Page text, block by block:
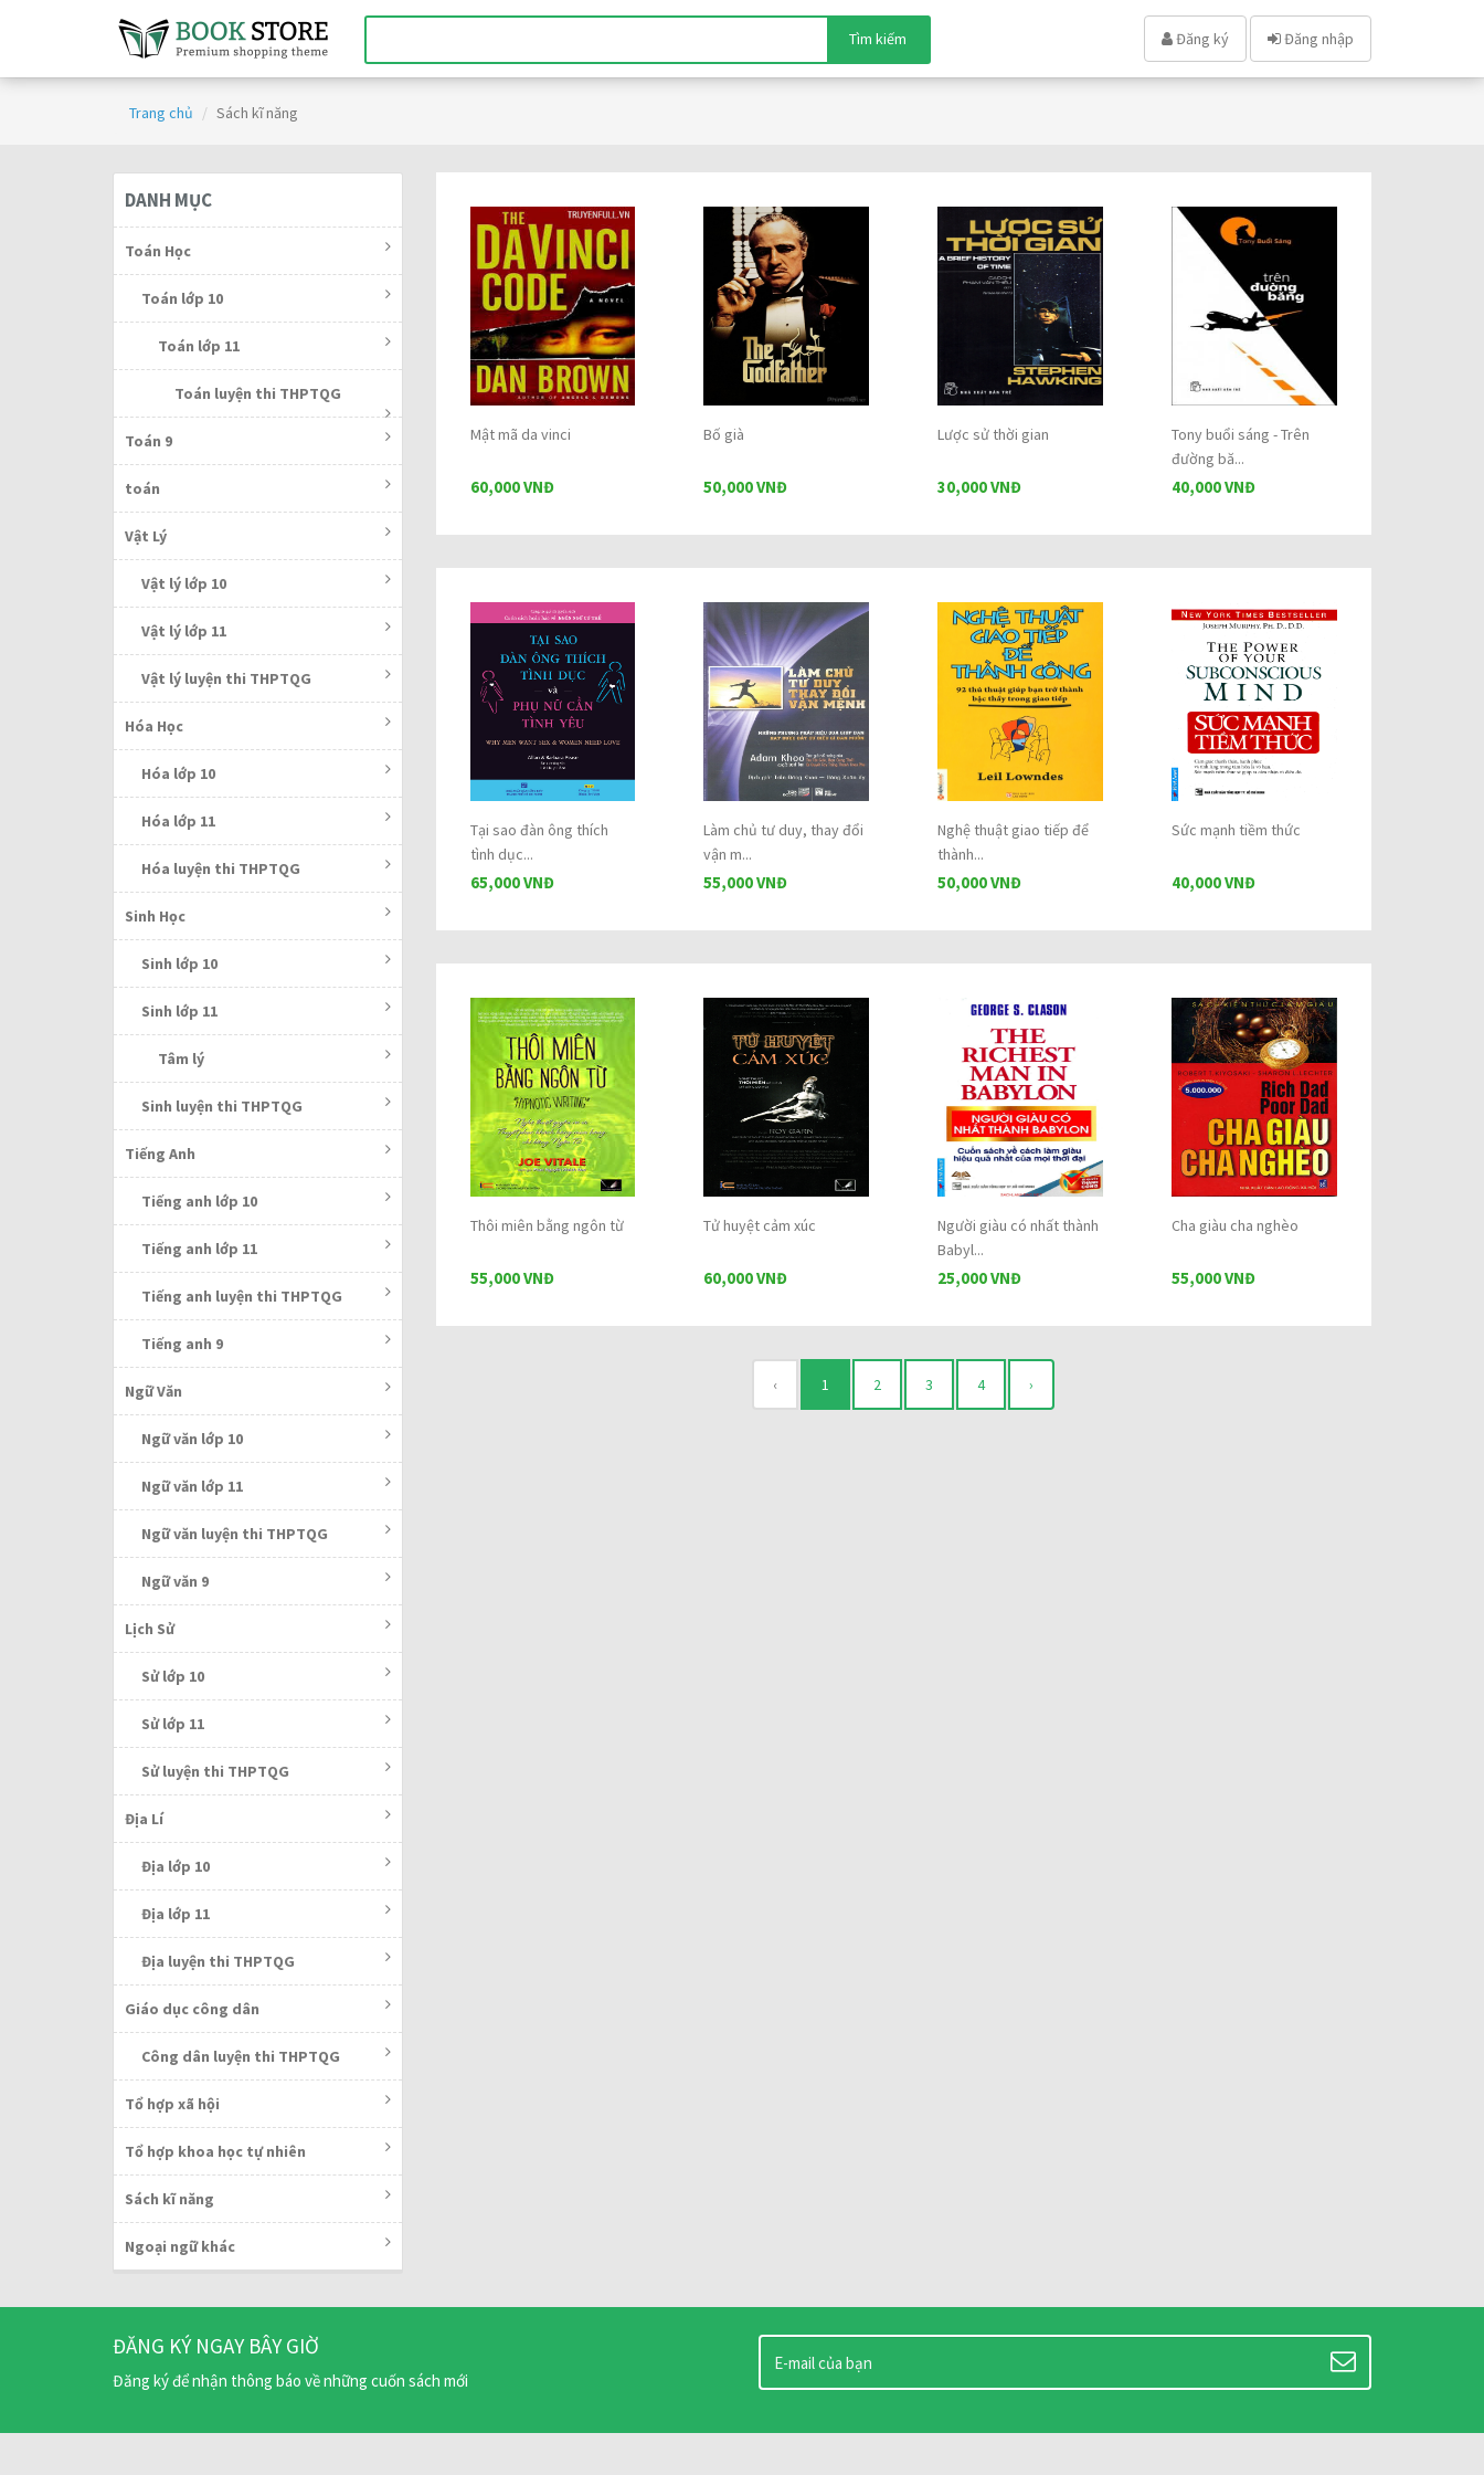
Tìm kiếm Đăng ký Đăng nhập
Trang chủ Sách kĩ năng
DANH MỤC
Toán Học
Toán lớp 10
Toán lớp 11
Toán luyện thi THPTQG
Toán 9
toán
Vật Lý
Vật lý lớp 10
Vật lý lớp 11
Vật lý luyện thi THPTQG
Hóa Học
Hóa lớp 10
Hóa lớp 11
Hóa luyện thi THPTQG
Sinh Học
Sinh lớp 10
Sinh lớp 11
Tâm lý
Sinh luyện thi THPTQG
Tiếng Anh
Tiếng anh lớp 10
Tiếng anh lớp 11
Tiếng anh luyện thi THPTQG
Tiếng anh 9
Ngữ Văn
Ngữ văn lớp 10
Ngữ văn lớp 11
Ngữ văn luyện thi THPTQG
Ngữ văn 9
Lịch Sử
Sử lớp 10
Sử lớp 11
Sử luyện thi THPTQG
Địa Lí
Địa lớp 10
Địa lớp 11
Địa luyện thi THPTQG
Giáo dục công dân
Công dân luyện thi THPTQG
Tổ hợp xã hội
Tổ hợp khoa học tự nhiên
Sách kĩ năng
Ngoại ngữ khác
Mật mã da vinci
60,000 VNĐ
Bố già
50,000 VNĐ
Lược sử thời gian
30,000 VNĐ
Tony buổi sáng - Trên
đường bă...
40,000 VNĐ
Tại sao đàn ông thích
tình dục...
65,000 VNĐ
Làm chủ tư duy, thay đổi
vận m...
55,000 VNĐ
Nghệ thuật giao tiếp để
thành...
50,000 VNĐ
Sức mạnh tiềm thức
40,000 VNĐ
Thôi miên bằng ngôn từ
55,000 VNĐ
Tử huyệt cảm xúc
60,000 VNĐ
Người giàu có nhất thành
Babyl...
25,000 VNĐ
Cha giàu cha nghèo
55,000 VNĐ
‹ 1 2 3 4 ›
ĐĂNG KÝ NGAY BÂY GIỜ
Đăng ký để nhận thông báo về những cuốn sách mới